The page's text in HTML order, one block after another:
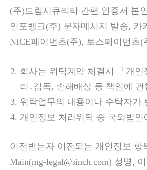
(주)드림시큐리티 간편 인증서 본
인포뱅크(주) 문자메시지 발송,
NICE페이먼츠(주), 토스페이먼츠
회사는 위탁계약 체결시 「개
리․감독, 손해배상 등 책임에
위탁업무의 내용이나 수탁자가
개인정보 처리위탁 중 국외법
이전받는자 이전되는 개인정보
Main(mg-legal@sinch.com) 성명,